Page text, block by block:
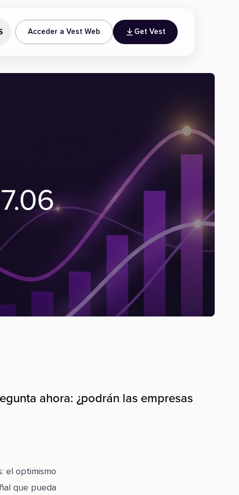
Acceder a Vest Web Get Vest
ahora: ¿podrán las empresas
el optimismo
que pueda